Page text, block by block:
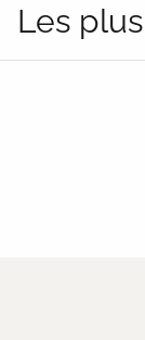
Les plus